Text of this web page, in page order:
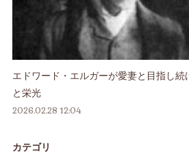
エドワード・エルガーが愛妻と目指し
と栄光
2026.02.28 12:04
カテゴリ